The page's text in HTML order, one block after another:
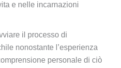
e nelle incarnazioni
il processo di
nonostante l’esperienza
personale di ciò